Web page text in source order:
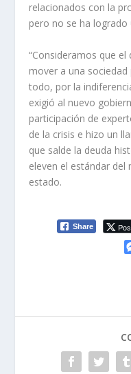
relacionados con la
pero no se ha
“Consideramos que
mover a una
todo, por la
exigió al nuevo
participación de
de la crisis e hizo un
que salde la deuda
eleven el estándar del
estado.
Share